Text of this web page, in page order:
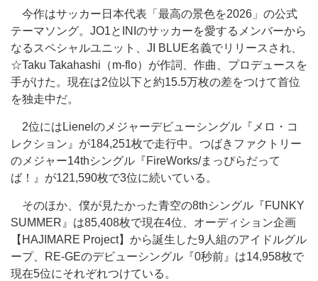
今作はサッカー日本代表「最高の景色を2026」の公式
テーマソング。JO1とINIのサッカーを愛するメンバーから
なるスペシャルユニット、JI BLUE名義でリリースされ、
☆Taku Takahashi（m-flo）が作詞、作曲、プロデュースを
手がけた。現在は2位以下と約15.5万枚の差をつけて首位
を独走中だ。
2位にはLienelのメジャーデビューシングル『メロ・コ
レクション』が184,251枚で走行中。つばきファクトリー
のメジャー14thシングル『FireWorks/まっぴらだって
ば！』が121,590枚で3位に続いている。
そのほか、僕が見たかった青空の8thシングル『FUNKY
SUMMER』は85,408枚で現在4位、オーディション企画
【HAJIMARE Project】から誕生した9人組のアイドルグル
ープ、RE-GEのデビューシングル『0秒前』は14,958枚で
現在5位にそれぞれつけている。